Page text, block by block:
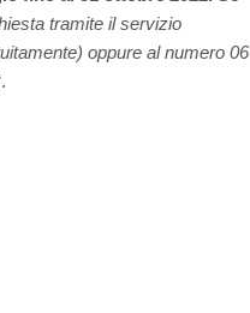
tramite il servizio
oppure al numero 06